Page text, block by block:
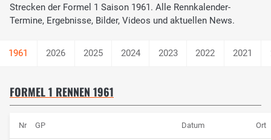
Strecken der Formel 1 Saison 1961. Alle Rennkalender-
Termine, Ergebnisse, Bilder, Videos und aktuellen News.
2026 2025 2024 2023 2022 2021
FORMEL 1 RENNEN 1961
Nr GP Datum Ort